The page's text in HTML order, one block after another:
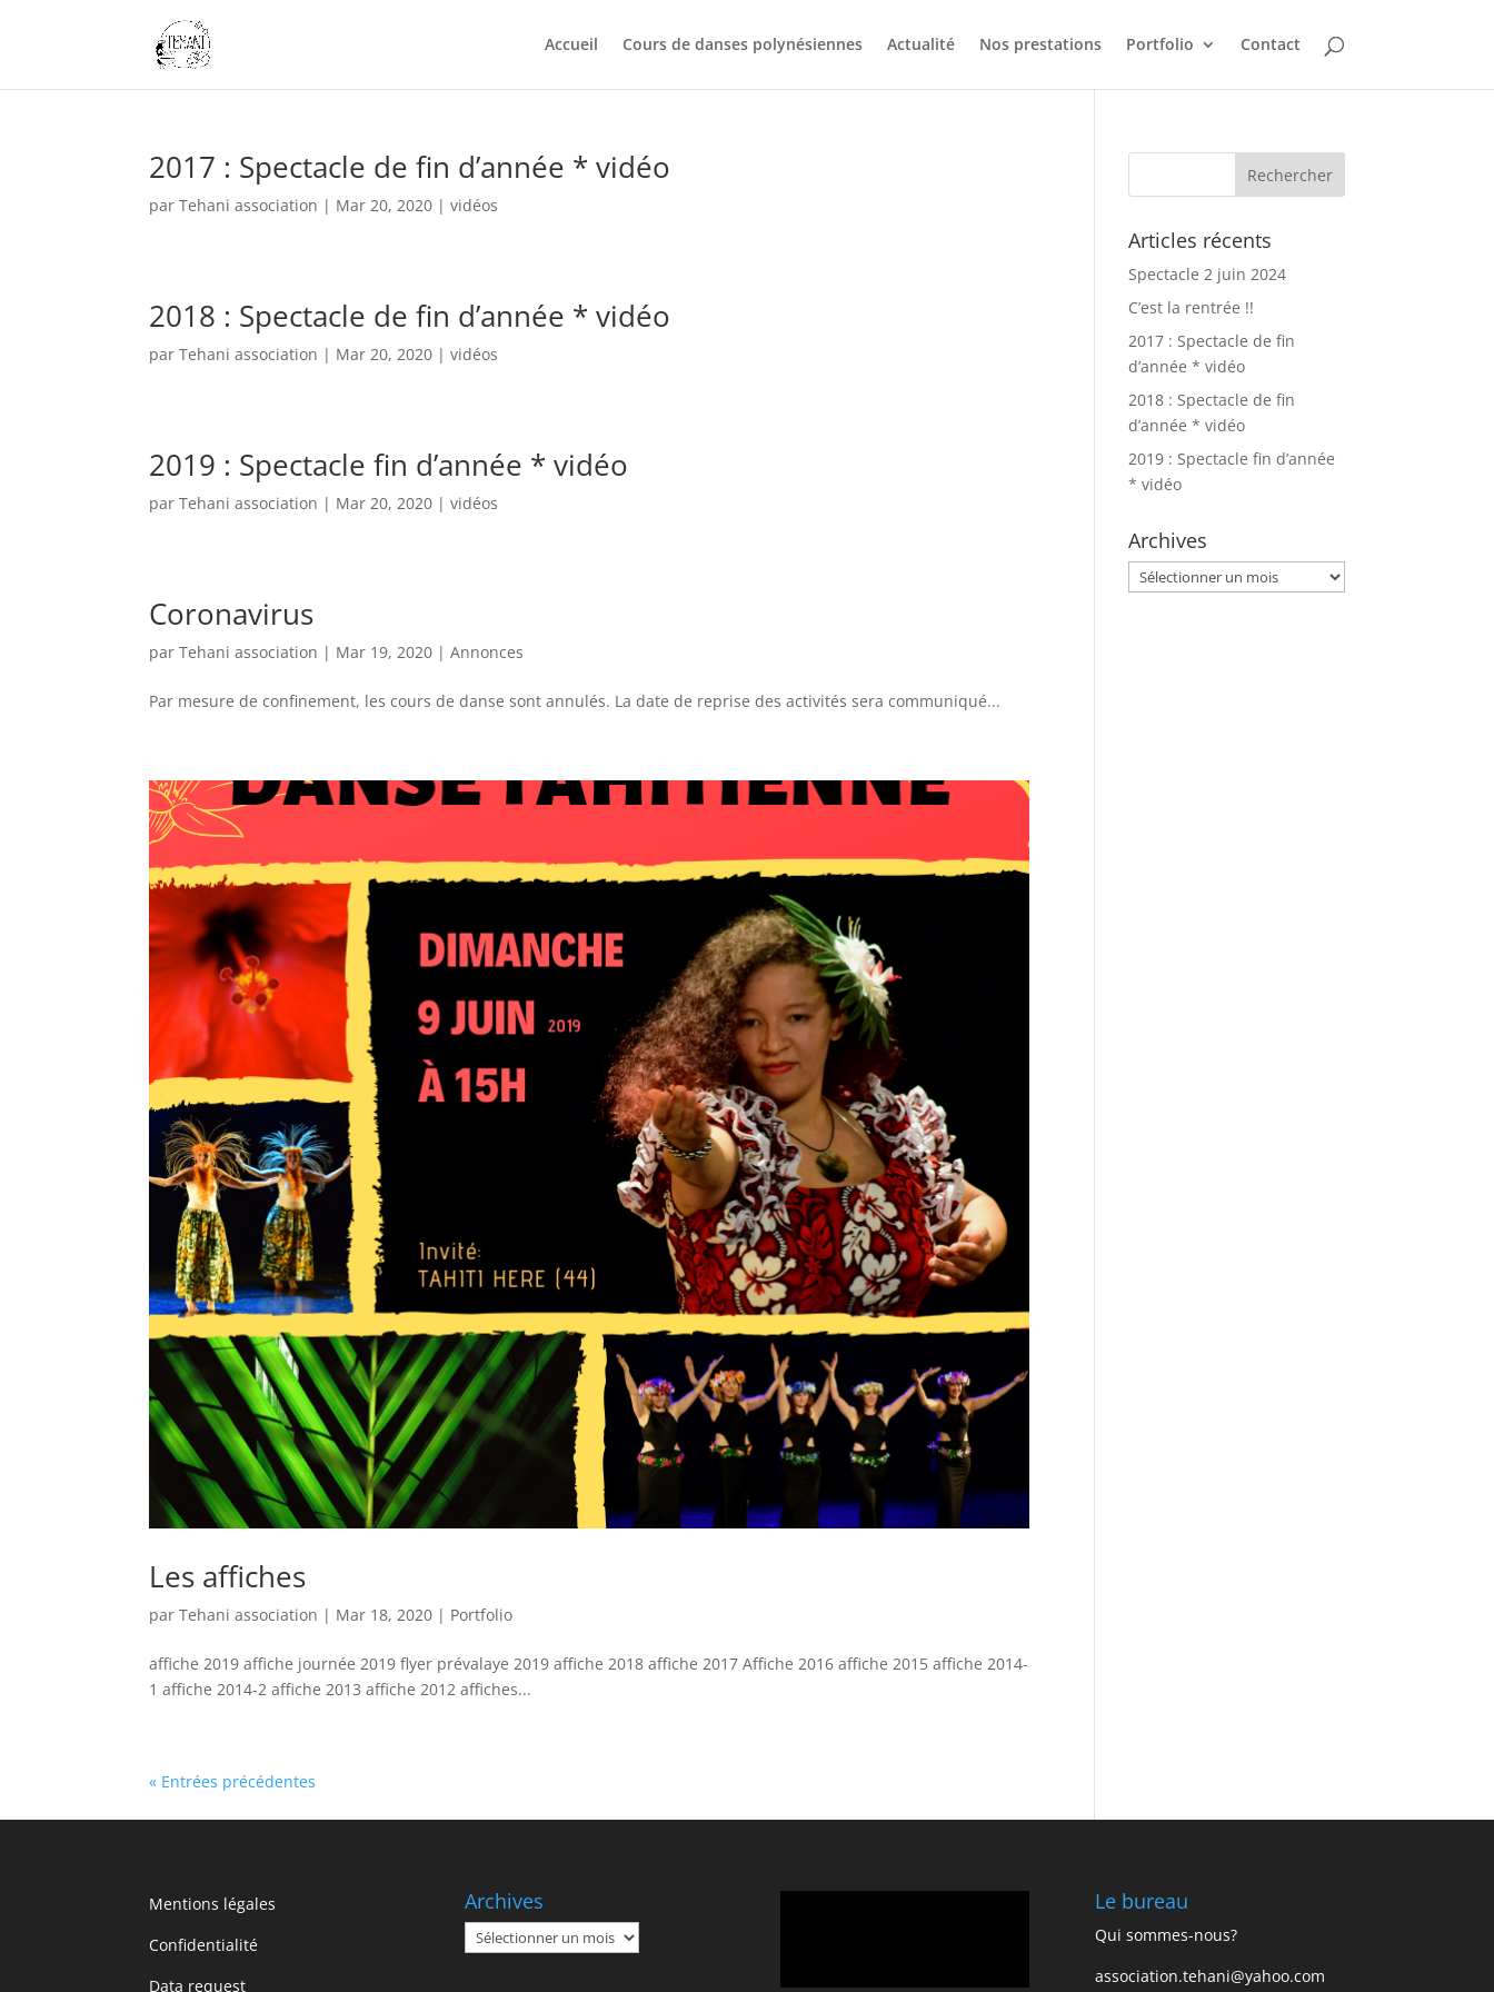
Accueil Cours de danses polynésiennes Actualité Nos prestations Portfolio Contact
2017 : Spectacle de fin d’année * vidéo
parTehani association | Mar 20, 2020 |vidéos
2018 : Spectacle de fin d’année * vidéo
parTehani association | Mar 20, 2020 |vidéos
2019 : Spectacle fin d’année * vidéo
parTehani association | Mar 20, 2020 |vidéos
Coronavirus
parTehani association | Mar 19, 2020 |Annonces
Par mesure de confinement, les cours de danse sont annulés. La date de reprise des activités sera communiqué...
Les affiches
parTehani association | Mar 18, 2020 | Portfolio
affiche 2019 affiche journée 2019 flyer prévalaye 2019 affiche 2018 affiche 2017 Affiche 2016 affiche 2015 affiche 2014-
1 affiche 2014-2 affiche 2013 affiche 2012 affiches...
« Entrées précédentes
Articles récents
Spectacle 2 juin 2024
C’est la rentrée !!
2017 : Spectacle de fin
d’année * vidéo
2018 : Spectacle de fin
d’année * vidéo
2019 : Spectacle fin d’année
* vidéo
Archives
Archives
Mentions légales
Confidentialité
Data request
Archives
Archives
Le bureau
Qui sommes-nous?
association.tehani@yahoo.com